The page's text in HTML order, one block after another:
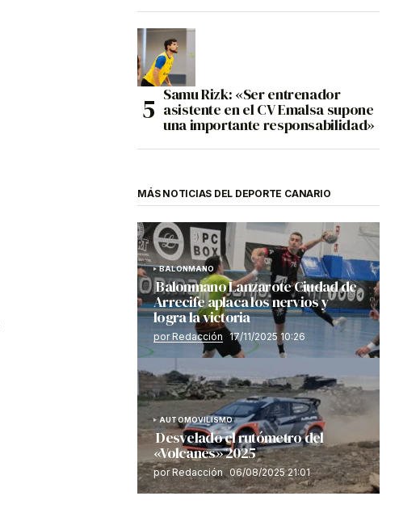
Samu Rizk: «Ser entrenador
asistente en el CV Emalsa supone
una importante responsabilidad»
MÁS NOTICIAS DEL DEPORTE CANARIO
BALONMANO
Balonmano Lanzarote Ciudad de
Arrecife aplaca los nervios y
logra la victoria
por Redacción 17/11/2025 10:26
AUTOMOVILISMO
Desvelado el rutómetro del
«Volcanes» 2025
por Redacción 06/08/2025 21:01